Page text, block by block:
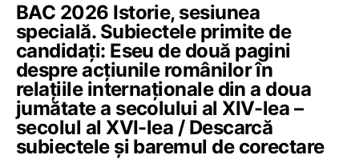
BAC 2026 Istorie, sesiunea
specială. Subiectele primite de
candidați: Eseu de două pagini
despre acțiunile românilor în
relațiile internaționale din a doua
jumătate a secolului al XIV-lea –
secolul al XVI-lea / Descarcă
subiectele și baremul de corectare